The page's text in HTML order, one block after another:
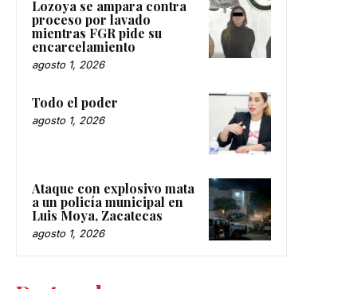
Lozoya se ampara contra
proceso por lavado
mientras FGR pide su
encarcelamiento
agosto 1, 2026
Todo el poder
agosto 1, 2026
Ataque con explosivo mata
a un policía municipal en
Luis Moya, Zacatecas
agosto 1, 2026